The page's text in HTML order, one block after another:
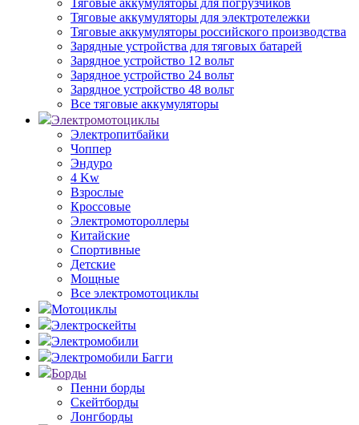
Тяговые аккумуляторы для погрузчиков
Тяговые аккумуляторы для электротележки
Тяговые аккумуляторы российского производства
Зарядные устройства для тяговых батарей
Зарядное устройство 12 вольт
Зарядное устройство 24 вольт
Зарядное устройство 48 вольт
Все тяговые аккумуляторы
Электромотоциклы
Электропитбайки
Чоппер
Эндуро
4 Kw
Взрослые
Кроссовые
Электромотороллеры
Китайские
Спортивные
Детские
Мощные
Все электромотоциклы
Мотоциклы
Электроскейты
Электромобили
Электромобили Багги
Борды
Пенни борды
Скейтборды
Лонгборды